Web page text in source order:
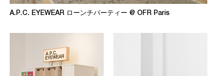
A.P.C. EYEWEAR ローンチパーティー @ OFR Paris